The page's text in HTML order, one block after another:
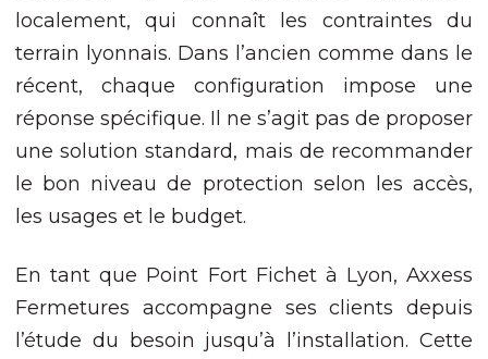
localement, qui connaît les contraintes du
terrain lyonnais. Dans l’ancien comme dans le
récent, chaque configuration impose une
réponse spécifique. Il ne s’agit pas de proposer
une solution standard, mais de recommander
le bon niveau de protection selon les accès,
les usages et le budget.
En tant que Point Fort Fichet à Lyon, Axxess
Fermetures accompagne ses clients depuis
l’étude du besoin jusqu’à l’installation. Cette